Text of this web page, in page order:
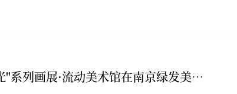
点亮行动公益计划"遇见光"系列画展·流动美术馆在南京绿发美高梅美荟酒店温情启幕